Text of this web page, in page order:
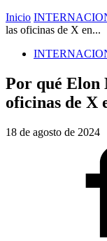
Inicio
las oficinas de X en...
Por qué Elon
oficinas de X
18 de agosto de 2024